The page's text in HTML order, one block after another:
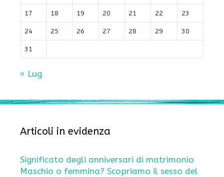
17 18 19 20 21 22 23
24 25 26 27 28 29 30
31
« Lug
Articoli in evidenza
Significato degli anniversari di matrimonio
Maschio o femmina? Scopriamo il sesso del